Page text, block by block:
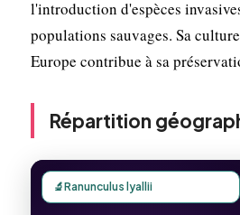
l'introduction d'espèces
populations sauvages. Sa
Europe contribue à sa
Répartition